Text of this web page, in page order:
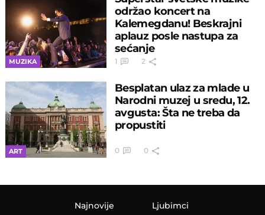
MUZIKA
održao koncert na
Kalemegdanu! Beskrajni
aplauz posle nastupa za
sećanje
1 2
ART
Besplatan ulaz za mlade u
Narodni muzej u sredu, 12.
avgusta: Šta ne treba da
propustiti
0 0
Najnovije Ljubimci